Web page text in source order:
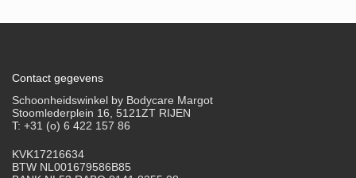
Contact gegevens
Schoonheidswinkel by Bodycare Margot
Stoomlederplein 16, 5121ZT RIJEN
T: +31 (o) 6 422 157 86
KVK17216634
BTW NL001679586B85